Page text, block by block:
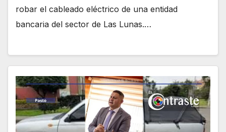
robar el cableado eléctrico de una entidad
bancaria del sector de Las Lunas.…